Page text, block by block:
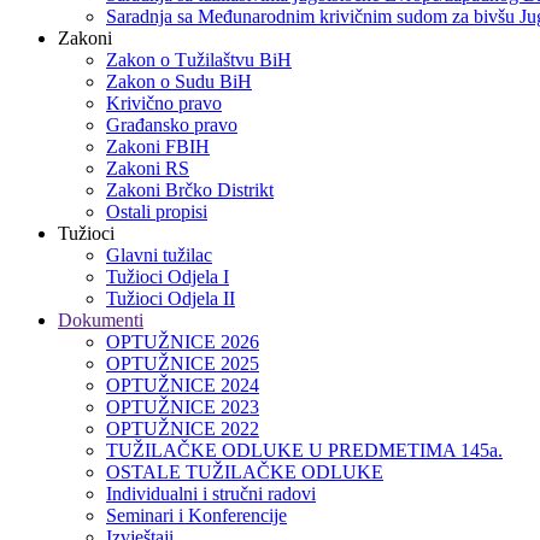
Saradnja sa Međunarodnim krivičnim sudom za bivšu
Zakoni
Zakon o Тužilaštvu BiH
Zakon o Sudu BiH
Krivično pravo
Građansko pravo
Zakoni FBIH
Zakoni RS
Zakoni Brčko Distrikt
Ostali propisi
Tužioci
Glavni tužilac
Tužioci Odjela I
Tužioci Odjela II
Dokumenti
OPTUŽNICE 2026
OPTUŽNICE 2025
OPTUŽNICE 2024
OPTUŽNICE 2023
OPTUŽNICE 2022
TUŽILAČKE ODLUKE U PREDMETIMA 145a.
OSTALE TUŽILAČKE ODLUKE
Individualni i stručni radovi
Seminari i Konferencije